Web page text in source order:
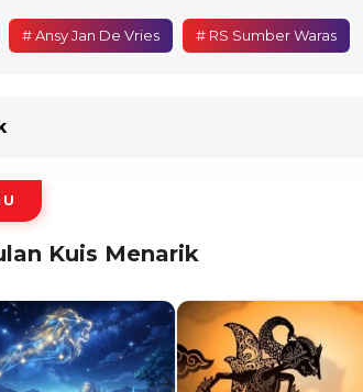
# Ansy Jan De Vries # RS Sumber Waras
Kuis Menarik